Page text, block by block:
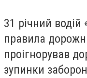
31 річний
правила
проігнорував
зупинки